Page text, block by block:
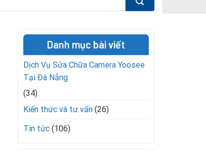
Danh mục bài viết
Dịch Vụ Sửa Chữa Camera Yoosee
Tại Đà Nẵng
(34)
Kiến thức và tư vấn (26)
Tin tức (106)